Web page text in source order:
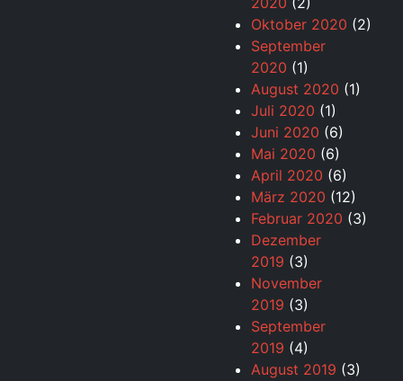
Oktober 2020 (2)
September
2020 (1)
August 2020 (1)
Juli 2020 (1)
Juni 2020 (6)
Mai 2020 (6)
April 2020 (6)
März 2020 (12)
Februar 2020 (3)
Dezember
2019 (3)
November
2019 (3)
September
2019 (4)
August 2019 (3)